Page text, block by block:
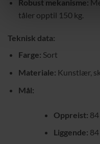
Robust mekanisme:
tåler opptil 150 kg.
Teknisk data:
Farge: Sort
Materiale: Kunstlær,
Mål:
Oppreist:
Liggende: